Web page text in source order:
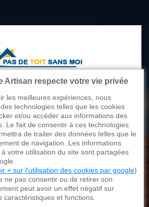
81
62
de Limoges
Artisan respecte votre vie privée
les meilleures expériences, nous
technologies telles que les cookies
et/ou accéder aux informations des
Le fait de consentir à ces technologies
de traiter des données telles que le
de navigation. Les informations
à votre utilisation du site sont partagées
+ sur l'utilisation des cookies par google)
ne pas consentir ou de retirer son
peut avoir un effet négatif sur
caractéristiques et fonctions.